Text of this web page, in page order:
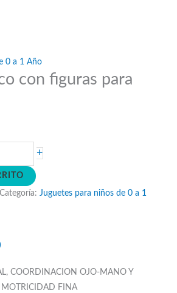
0 a 1 Año
con figuras para
+
Categoría:Juguetes para niños de 0 a 1
COORDINACION OJO-MANO Y
FINA